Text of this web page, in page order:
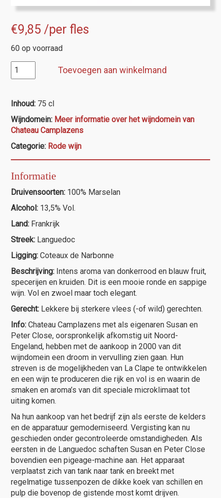
€9,85 /per fles
60 op voorraad
Ch.
Camplazens
aantal
Toevoegen aan winkelmand
Inhoud: 75 cl
Wijndomein: Meer informatie over het wijndomein van
Chateau Camplazens
Categorie: Rode wijn
Informatie
Druivensoorten: 100% Marselan
Alcohol: 13,5% Vol.
Land: Frankrijk
Streek: Languedoc
Ligging: Coteaux de Narbonne
Beschrijving: Intens aroma van donkerrood en blauw fruit,
specerijen en kruiden. Dit is een mooie ronde en sappige
wijn. Vol en zwoel maar toch elegant.
Gerecht: Lekkere bij sterkere vlees (-of wild) gerechten.
Info:Chateau Camplazens met als eigenaren Susan en
Peter Close, oorspronkelijk afkomstig uit Noord-
Engeland, hebben met de aankoop in 2000 van dit
wijndomein een droom in vervulling zien gaan. Hun
streven is de mogelijkheden van La Clape te ontwikkelen
en een wijn te produceren die rijk en vol is en waarin de
smaken en aroma’s van dit speciale microklimaat tot
uiting komen.
Na hun aankoop van het bedrijf zijn als eerste de kelders
en de apparatuur gemoderniseerd. Vergisting kan nu
geschieden onder gecontroleerde omstandigheden. Als
eersten in de Languedoc schaften Susan en Peter Close
bovendien een pigeage-machine aan. Het apparaat
verplaatst zich van tank naar tank en breekt met
regelmatige tussenpozen de dikke koek van schillen en
pulp die bovenop de gistende most komt drijven.